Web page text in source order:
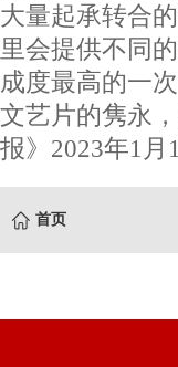
大量起承转合
里会提供不同
成度最高的一
文艺片的隽永
报》2023年1月
首页